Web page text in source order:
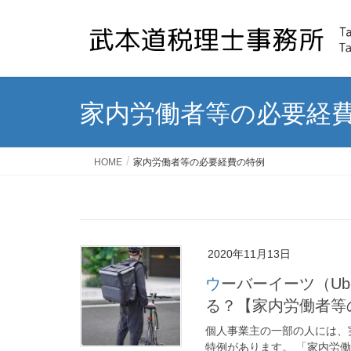
家内労働者等の必要経
HOME 家内労働者等の必要経費の特例
2020年11月13日
ウーバーイーツ（Uber Eats）は55万円のみなし経費が適用され
る？【家内労働者等
個人事業主の一部の人には
特例があります。 「家内労